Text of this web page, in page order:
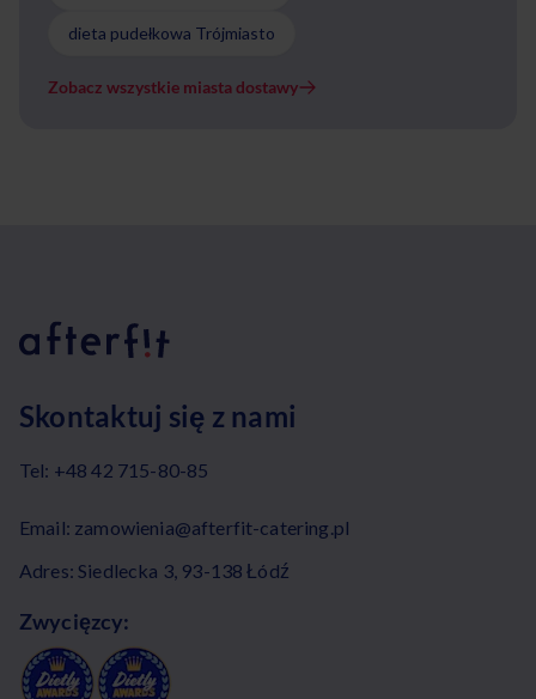
dieta pudełkowa Trójmiasto
Zobacz wszystkie miasta dostawy
Skontaktuj się z nami
Tel: +48 42 715-80-85
Email: zamowienia@afterfit-catering.pl
Adres: Siedlecka 3, 93-138 Łódź
Zwycięzcy: